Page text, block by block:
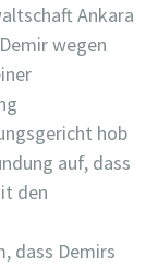
Ankara
wegen
hob
auf, dass
den
dass Demirs